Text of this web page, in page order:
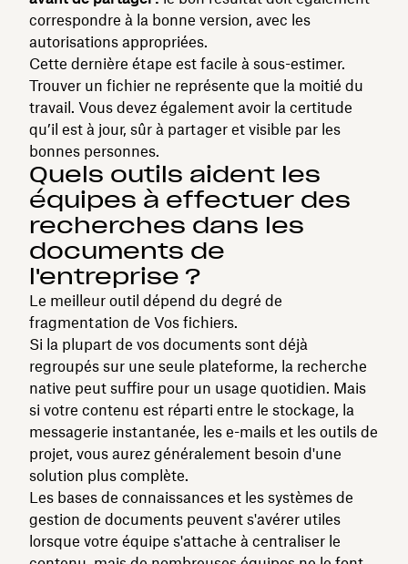
correspondre à la bonne version, avec les
autorisations appropriées.
Cette dernière étape est facile à sous-estimer.
Trouver un fichier ne représente que la moitié du
travail. Vous devez également avoir la certitude
qu’il est à jour, sûr à partager et visible par les
bonnes personnes.
Quels outils aident les
équipes à effectuer des
recherches dans les
documents de
l'entreprise ?
Le meilleur outil dépend du degré de
fragmentation de Vos fichiers.
Si la plupart de vos documents sont déjà
regroupés sur une seule plateforme, la recherche
native peut suffire pour un usage quotidien. Mais
si votre contenu est réparti entre le stockage, la
messagerie instantanée, les e-mails et les outils de
projet, vous aurez généralement besoin d'une
solution plus complète.
Les bases de connaissances et les systèmes de
gestion de documents peuvent s'avérer utiles
lorsque votre équipe s'attache à centraliser le